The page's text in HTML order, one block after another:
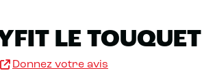
LE TOUQUET
Donnez votre avis